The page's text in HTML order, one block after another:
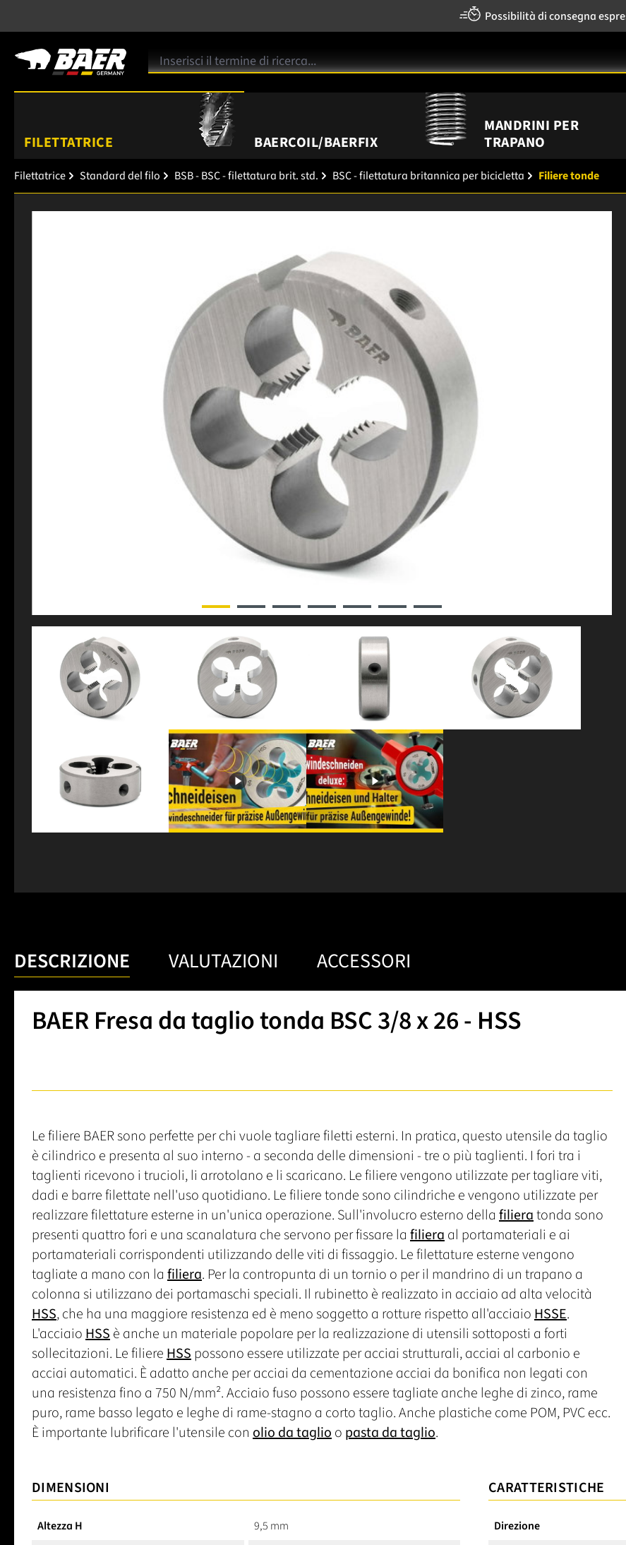
Possibilità di consegna
FILETTATRICE BAERCOIL/BAERFIX
MANDRINI PER
TRAPANO
Filettatrice Standard del filo BSB - BSC - filettatura brit. std. BSC - filettatura britannica per bicicletta Filiere tonde
DESCRIZIONE VALUTAZIONI ACCESSORI
BAER Fresa da taglio tonda BSC 3/8 x 26 - HSS
Le filiere BAER sono perfette per chi vuole tagliare filetti esterni. In pratica, questo utensile da taglio
è cilindrico e presenta al suo interno - a seconda delle dimensioni - tre o più taglienti. I fori tra i
taglienti ricevono i trucioli, li arrotolano e li scaricano. Le filiere vengono utilizzate per tagliare viti,
dadi e barre filettate nell'uso quotidiano. Le filiere tonde sono cilindriche e vengono utilizzate per
realizzare filettature esterne in un'unica operazione. Sull'involucro esterno della filieratonda sono
presenti quattro fori e una scanalatura che servono per fissare la filieraal portamateriali e ai
portamateriali corrispondenti utilizzando delle viti di fissaggio. Le filettature esterne vengono
tagliate a mano con la filiera. Per la contropunta di un tornio o per il mandrino di un trapano a
colonna si utilizzano dei portamaschi speciali. Il rubinetto è realizzato in acciaio ad alta velocità
HSS, che ha una maggiore resistenza ed è meno soggetto a rotture rispetto all'acciaioHSSE.
L'acciaioHSSè anche un materiale popolare per la realizzazione di utensili sottoposti a forti
sollecitazioni. Le filiereHSSpossono essere utilizzate per acciai strutturali, acciai al carbonio e
acciai automatici. È adatto anche per acciai da cementazione acciai da bonifica non legati con
una resistenza fino a 750 N/mm². Acciaio fuso possono essere tagliate anche leghe di zinco, rame
puro, rame basso legato e leghe di rame-stagno a corto taglio. Anche plastiche come POM, PVC ecc.
È importante lubrificare l'utensile con olio da taglioo pasta da taglio.
DIMENSIONI
Altezza H
9,5 mm
CARATTERISTICHE
Direzione